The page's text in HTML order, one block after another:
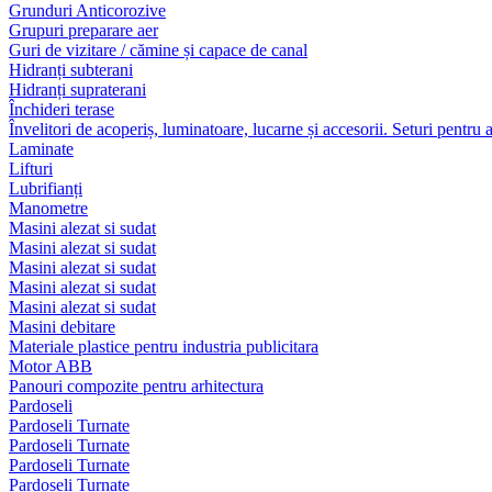
Grunduri Anticorozive
Grupuri preparare aer
Guri de vizitare / cămine și capace de canal
Hidranți subterani
Hidranți supraterani
Închideri terase
Învelitori de acoperiș, luminatoare, lucarne și accesorii. Seturi pentru
Laminate
Lifturi
Lubrifianți
Manometre
Masini alezat si sudat
Masini alezat si sudat
Masini alezat si sudat
Masini alezat si sudat
Masini alezat si sudat
Masini debitare
Materiale plastice pentru industria publicitara
Motor ABB
Panouri compozite pentru arhitectura
Pardoseli
Pardoseli Turnate
Pardoseli Turnate
Pardoseli Turnate
Pardoseli Turnate